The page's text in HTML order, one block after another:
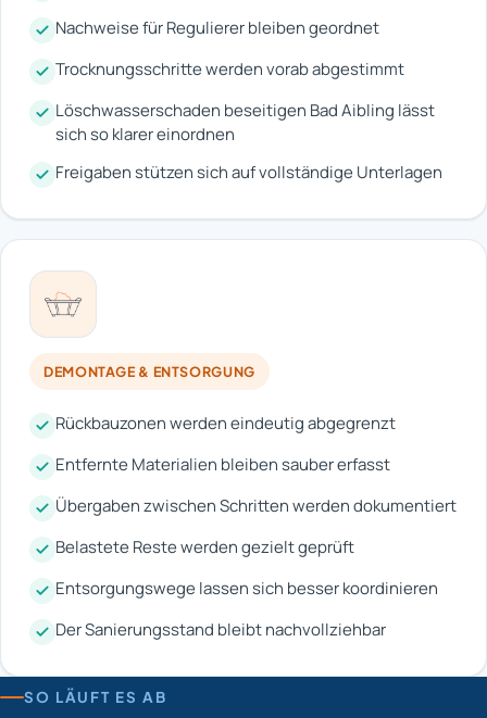
Nachweise für Regulierer bleiben geordnet
Trocknungsschritte werden vorab abgestimmt
Löschwasserschaden beseitigen Bad Aibling lässt
sich so klarer einordnen
Freigaben stützen sich auf vollständige Unterlagen
DEMONTAGE & ENTSORGUNG
Rückbauzonen werden eindeutig abgegrenzt
Entfernte Materialien bleiben sauber erfasst
Übergaben zwischen Schritten werden dokumentiert
Belastete Reste werden gezielt geprüft
Entsorgungswege lassen sich besser koordinieren
Der Sanierungsstand bleibt nachvollziehbar
SO LÄUFT ES AB